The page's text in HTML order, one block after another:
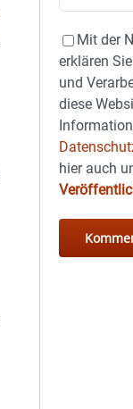
Mit der
erklären
und
diese
hier auch